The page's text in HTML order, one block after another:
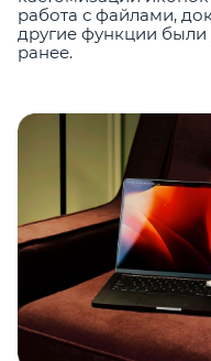
работа с файлами,
другие функции были
ранее.